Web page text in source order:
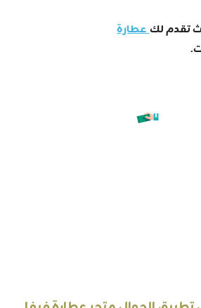
عطارة